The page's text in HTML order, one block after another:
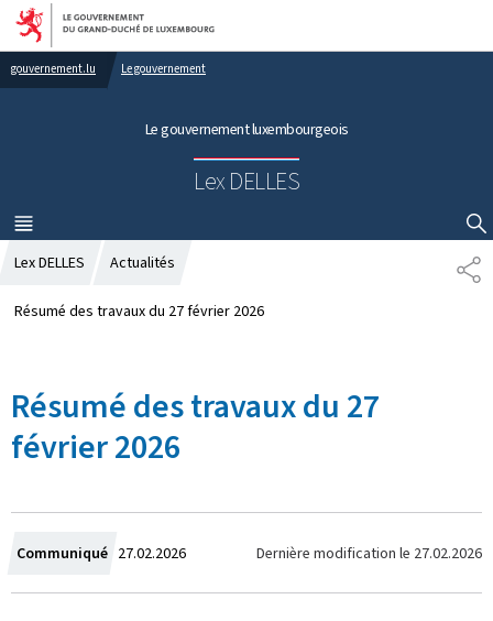
Aller au menu principal
Aller au contenu
gouvernement.lu Le gouvernement
Le gouvernement luxembourgeois
Lex DELLES
MENU
PRINCIPAL
AFFICHER / MASQUER LA RECHERCHE
P
A
Lex DELLES Actualités
Résumé des travaux du 27 février 2026
Résumé des travaux du 27
février 2026
Communiqué C
r
27.02.2026 Dernière modification le 27.02.2026